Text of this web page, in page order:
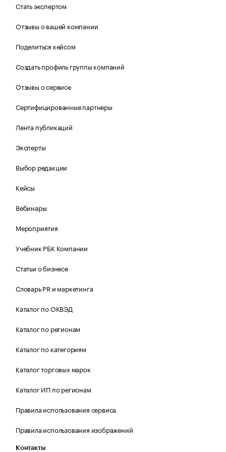
Стать экспертом
Отзывы о вашей компании
Поделиться кейсом
Создать профиль группы компаний
Отзывы о сервисе
Сертифицированные партнеры
Лента публикаций
Эксперты
Выбор редакции
Кейсы
Вебинары
Мероприятия
Учебник РБК Компании
Статьи о бизнесе
Словарь PR и маркетинга
Каталог по ОКВЭД
Каталог по регионам
Каталог по категориям
Каталог торговых марок
Каталог ИП по регионам
Правила использования сервиса
Правила использования изображений
Контакты